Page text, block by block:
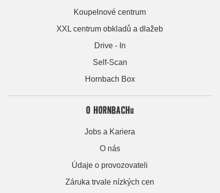
Koupelnové centrum
XXL centrum obkladů a dlažeb
Drive - In
Self-Scan
Hornbach Box
O HORNBACHu
Jobs a Kariera
O nás
Údaje o provozovateli
Záruka trvale nízkých cen